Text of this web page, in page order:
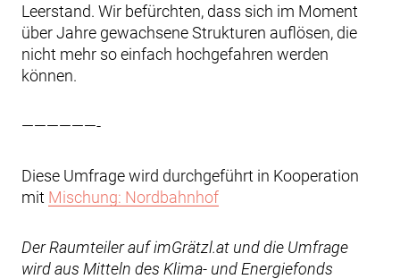
Leerstand. Wir befürchten, dass sich im Moment
über Jahre gewachsene Strukturen auflösen, die
nicht mehr so einfach hochgefahren werden
können.
——————-
Diese Umfrage wird durchgeführt in Kooperation
mit Mischung: Nordbahnhof
Der Raumteiler auf imGrätzl.at und die Umfrage
wird aus Mitteln des Klima- und Energiefonds